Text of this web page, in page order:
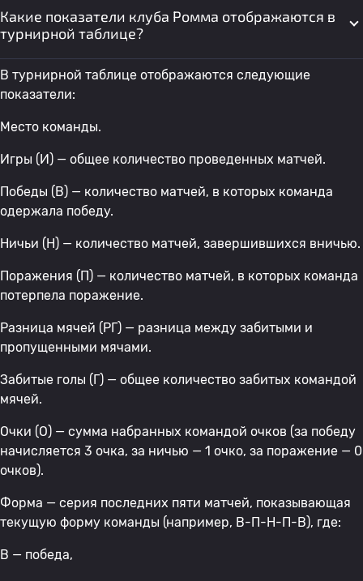
Какие показатели клуба Ромма отображаются в
турнирной таблице?
В турнирной таблице отображаются следующие
показатели:
Место команды.
Игры (И) — общее количество проведенных матчей.
Победы (В) — количество матчей, в которых команда
одержала победу.
Ничьи (Н) — количество матчей, завершившихся вничью.
Поражения (П) — количество матчей, в которых команда
потерпела поражение.
Разница мячей (РГ) — разница между забитыми и
пропущенными мячами.
Забитые голы (Г) — общее количество забитых командой
мячей.
Очки (О) — сумма набранных командой очков (за победу
начисляется 3 очка, за ничью — 1 очко, за поражение — 0
очков).
Форма — серия последних пяти матчей, показывающая
текущую форму команды (например, В-П-Н-П-В), где:
В — победа,